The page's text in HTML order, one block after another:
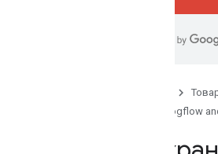
Dialogflow